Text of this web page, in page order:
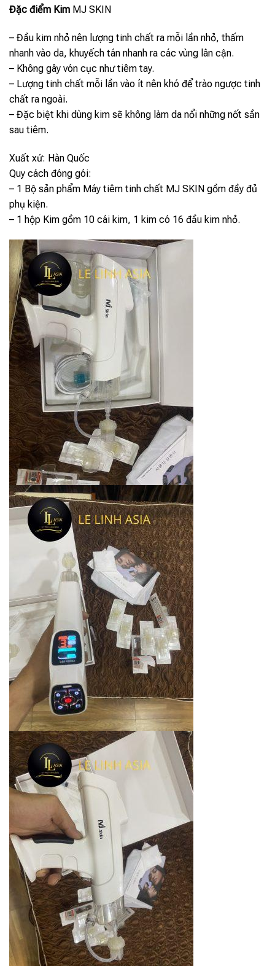
Đặc điểm Kim MJ SKIN
– Đầu kim nhỏ nên lượng tinh chất ra mỗi lần nhỏ, thấm
nhanh vào da, khuyếch tán nhanh ra các vùng lân cận.
– Không gây vón cục như tiêm tay.
– Lượng tinh chất mỗi lần vào ít nên khó để trào ngược tinh
chất ra ngoài.
– Đặc biệt khi dùng kim sẽ không làm da nổi những nốt sần
sau tiêm.
Xuất xứ: Hàn Quốc
Quy cách đóng gói:
– 1 Bộ sản phẩm Máy tiêm tinh chất MJ SKIN gồm đầy đủ
phụ kiện.
– 1 hộp Kim gồm 10 cái kim, 1 kim có 16 đầu kim nhỏ.